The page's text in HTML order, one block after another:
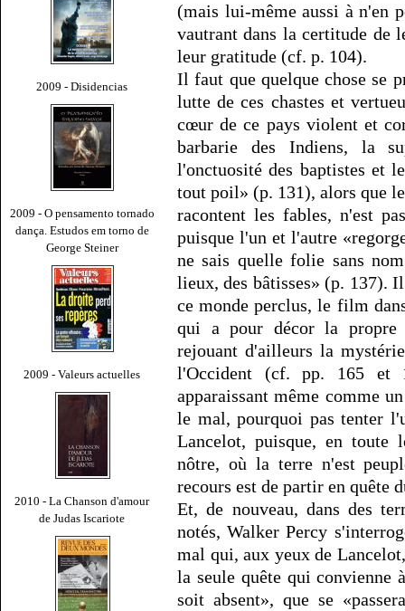
2009 - Disidencias
2009 - O pensamento tornado
dança. Estudos em torno de
George Steiner
2009 - Valeurs actuelles
2010 - La Chanson d'amour
de Judas Iscariote
(mais lui-même aussi à n'en
vautrant dans la certitude de
leur gratitude (cf. p. 104).
Il faut que quelque chose se
lutte de ces chastes et
cœur de ce pays violent et
barbarie des Indiens, la
l'onctuosité des baptistes et
tout poil» (p. 131), alors que
racontent les fables, n'est
puisque l'un et l'autre
ne sais quelle folie sans
lieux, des bâtisses» (p. 137).
ce monde perclus, le film
qui a pour décor la propre
rejouant d'ailleurs la
l'Occident (cf. pp. 165 et
apparaissant même comme
le mal, pourquoi pas tenter
Lancelot, puisque, en toute
nôtre, où la terre n'est
recours est de partir en quête
Et, de nouveau, dans des
notés, Walker Percy
mal qui, aux yeux de
la seule quête qui convienne
soit absent», que se